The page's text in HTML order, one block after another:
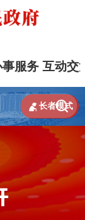
事服务 互动交

 长者模式